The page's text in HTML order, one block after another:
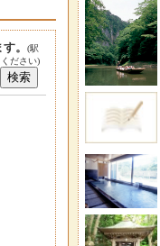
。
(駅
ださい)